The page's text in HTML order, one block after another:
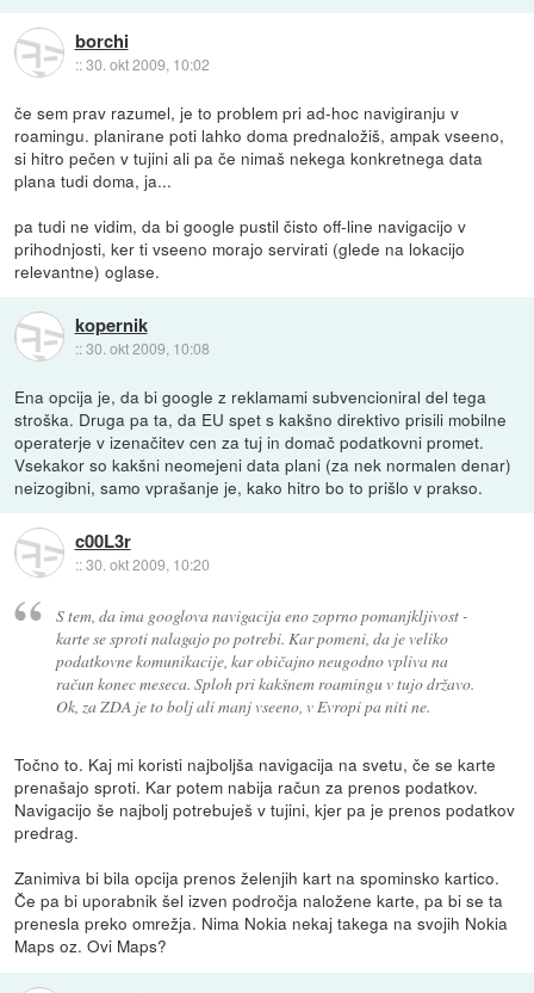
borchi
::30. okt 2009, 10:02
če sem prav razumel, je to problem pri ad-hoc navigiranju v
roamingu. planirane poti lahko doma prednaložiš, ampak vseeno,
si hitro pečen v tujini ali pa če nimaš nekega konkretnega data
plana tudi doma, ja...
pa tudi ne vidim, da bi google pustil čisto off-line navigacijo v
prihodnjosti, ker ti vseeno morajo servirati (glede na lokacijo
relevantne) oglase.
kopernik
::30. okt 2009, 10:08
Ena opcija je, da bi google z reklamami subvencioniral del tega
stroška. Druga pa ta, da EU spet s kakšno direktivo prisili mobilne
operaterje v izenačitev cen za tuj in domač podatkovni promet.
Vsekakor so kakšni neomejeni data plani (za nek normalen denar)
neizogibni, samo vprašanje je, kako hitro bo to prišlo v prakso.
c00L3r
::30. okt 2009, 10:20
S tem, da ima googlova navigacija eno zoprno pomanjkljivost -
karte se sproti nalagajo po potrebi. Kar pomeni, da je veliko
podatkovne komunikacije, kar običajno neugodno vpliva na
račun konec meseca. Sploh pri kakšnem roamingu v tujo državo.
Ok, za ZDA je to bolj ali manj vseeno, v Evropi pa niti ne.
Točno to. Kaj mi koristi najboljša navigacija na svetu, če se karte
prenašajo sproti. Kar potem nabija račun za prenos podatkov.
Navigacijo še najbolj potrebuješ v tujini, kjer pa je prenos podatkov
predrag.
Zanimiva bi bila opcija prenos želenjih kart na spominsko kartico.
Če pa bi uporabnik šel izven področja naložene karte, pa bi se ta
prenesla preko omrežja. Nima Nokia nekaj takega na svojih Nokia
Maps oz. Ovi Maps?